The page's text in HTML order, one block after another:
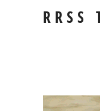
RRSS